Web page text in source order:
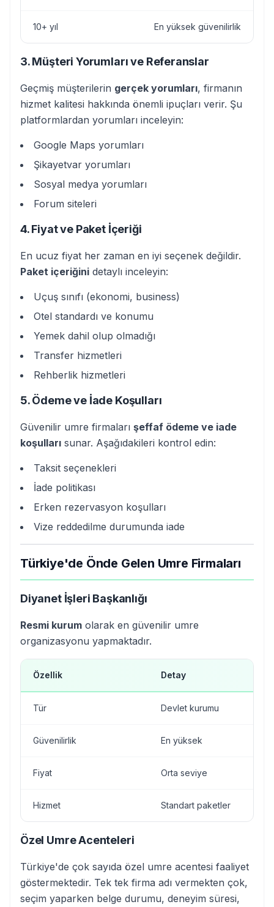
10+ yıl En yüksek güvenilirlik
3. Müşteri Yorumları ve Referanslar
Geçmiş müşterilerin gerçek yorumları, firmanın
hizmet kalitesi hakkında önemli ipuçları verir. Şu
platformlardan yorumları inceleyin:
Google Maps yorumları
Şikayetvar yorumları
Sosyal medya yorumları
Forum siteleri
4. Fiyat ve Paket İçeriği
En ucuz fiyat her zaman en iyi seçenek değildir.
Paket içeriğini detaylı inceleyin:
Uçuş sınıfı (ekonomi, business)
Otel standardı ve konumu
Yemek dahil olup olmadığı
Transfer hizmetleri
Rehberlik hizmetleri
5. Ödeme ve İade Koşulları
Güvenilir umre firmaları şeffaf ödeme ve iade
koşulları sunar. Aşağıdakileri kontrol edin:
Taksit seçenekleri
İade politikası
Erken rezervasyon koşulları
Vize reddedilme durumunda iade
Türkiye'de Önde Gelen Umre Firmaları
Diyanet İşleri Başkanlığı
Resmi kurum olarak en güvenilir umre
organizasyonu yapmaktadır.
Özellik Detay
Tür Devlet kurumu
Güvenilirlik En yüksek
Fiyat Orta seviye
Hizmet Standart paketler
Özel Umre Acenteleri
Türkiye'de çok sayıda özel umre acentesi faaliyet
göstermektedir. Tek tek firma adı vermekten çok,
seçim yaparken belge durumu, deneyim süresi,